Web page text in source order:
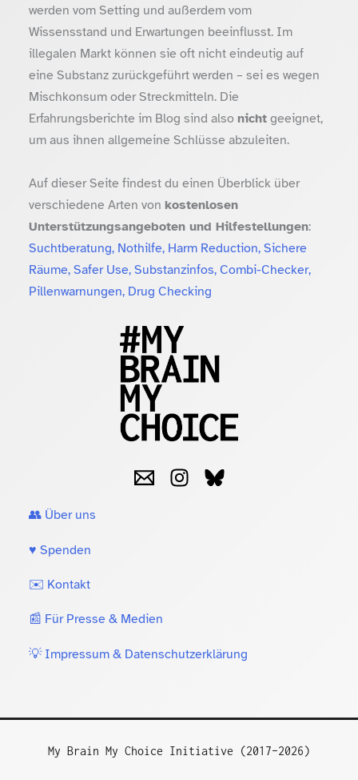
werden vom Setting und außerdem vom
Wissensstand und Erwartungen beeinflusst. Im
illegalen Markt können sie oft nicht eindeutig auf
eine Substanz zurückgeführt werden – sei es wegen
Mischkonsum oder Streckmitteln. Die
Erfahrungsberichte im Blog sind also nichtgeeignet,
um aus ihnen allgemeine Schlüsse abzuleiten.
Auf dieser Seite findest du einen Überblick über
verschiedene Arten von kostenlosen
Unterstützungsangeboten und Hilfestellungen:
Suchtberatung, Nothilfe, Harm Reduction, Sichere
Räume, Safer Use, Substanzinfos, Combi-Checker,
Pillenwarnungen, Drug Checking
👥 Über uns
♥️ Spenden
✉️ Kontakt
📰 Für Presse & Medien
💡 Impressum & Datenschutzerklärung
My Brain My Choice Initiative (2017–2026)